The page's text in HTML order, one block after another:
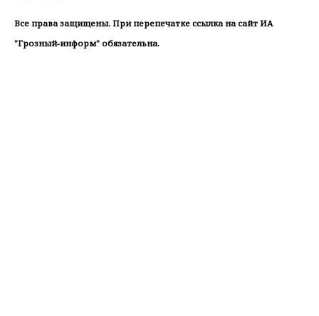
Все права защищены. При перепечатке ссылка на сайт ИА
"Грозный-информ" обязательна.